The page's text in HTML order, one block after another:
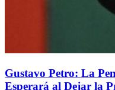
Gustavo Petro: La
Esperará al Dejar la